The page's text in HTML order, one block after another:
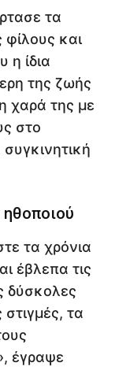
τα
φίλους και
η ίδια
της ζωής
χαρά της με
στο
ηθοποιού
τα χρόνια
έβλεπα τις
δύσκολες
στιγμές, τα
έγραψε